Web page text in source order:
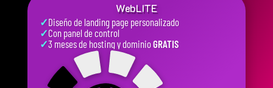
WebLITE
✓Diseño de landing page personalizado
✓Con panel de control
✓3 meses de hosting y dominioGRATIS